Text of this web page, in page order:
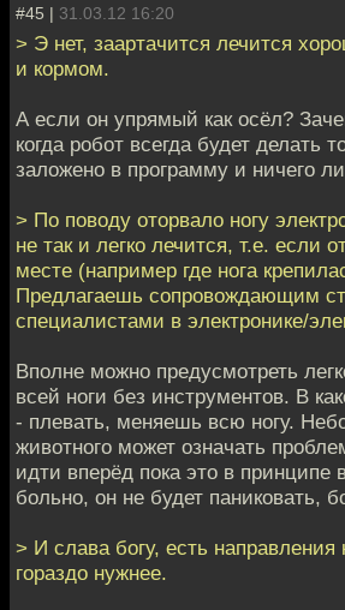
#45 | 31.03.12 16:20
> Э нет, заартачится лечится
и кормом.
А если он упрямый как осёл?
когда робот всегда будет делать
заложено в программу и ничего
> По поводу оторвало ногу
не так и легко лечится, т.е. если
месте (например где нога
Предлагаешь сопровождающим
специалистами в электронике/
Вполне можно предусмотреть
всей ноги без инструментов. В
- плевать, меняешь всю ногу.
животного может означать
идти вперёд пока это в принципе
больно, он не будет паниковать,
> И слава богу, есть направления
гораздо нужнее.